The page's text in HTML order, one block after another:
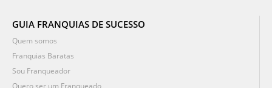
GUIA FRANQUIAS DE SUCESSO
Quem somos
Franquias Baratas
Sou Franqueador
Quero ser um Franqueado